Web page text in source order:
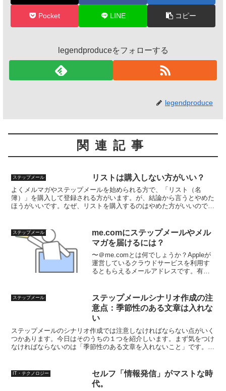
Pocket LINE コピー
legendproduceをフォローする
legendproduce
関連記事
ステップメール リストは購入しない方がいい？
よくメルマガやステップメールを始められる方で、「リスト（名
簿）」を購入して登録される方がいます。が、結論から言うとやめた
ほうがいいです。なぜ、リストを購入するのはやめた方がいいのでし
ステップメール
me.comにステップメールやメル
マガを届けるには？
〜＠me.comとは何でしょうか？Appleが
運営しているクラウドサービスを利用す
るともらえるメールアドレスです。有料
統合されました。そして、〜＠me.com...
ステップメール
ステップメールシナリオ作成の注
意点：季節性のある文章は入れな
い
ステップメールのシナリオ作成では注意しなければならない点がいく
つかあります。今日はそのうちの１つを紹介しいます。まず気をつけ
なければならないのは「季節性のある文章を入れないこと」です。こ
IT・テクノロジー
セルフ「情報発信」がマストな時
代。